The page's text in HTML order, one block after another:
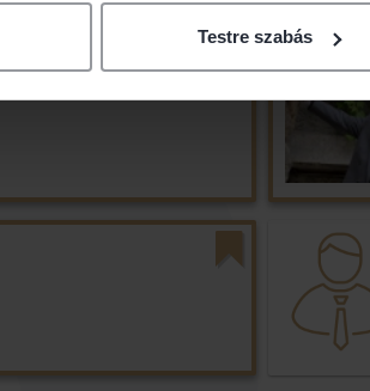
Testre szabás